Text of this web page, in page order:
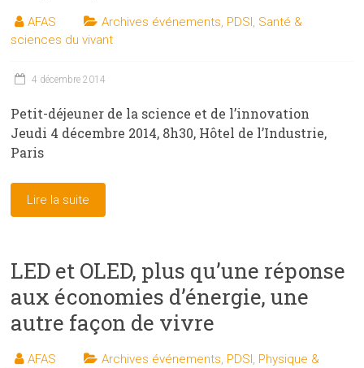
AFAS Archives événements PDSI Santé &
sciences du vivant
4 décembre 2014
Petit-déjeuner de la science et de l’innovation
Jeudi 4 décembre 2014, 8h30, Hôtel de l’Industrie,
Paris
Lire la suite
LED et OLED, plus qu’une réponse
aux économies d’énergie, une
autre façon de vivre
AFAS Archives événements PDSI Physique &